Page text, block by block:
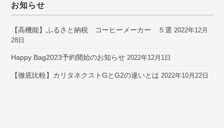
お知らせ
【高機能】ふるさと納税 コーヒーメーカー ５選 2022年12月
28日
Happy Bag2023予約開始のお知らせ 2022年12月1日
【徹底比較】カリタネクストGとG2の違いとは 2022年10月22日